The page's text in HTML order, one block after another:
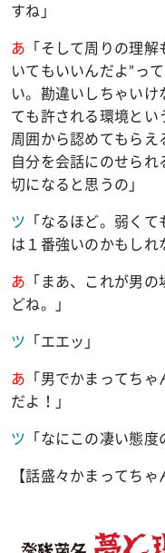
すね」
あ 「そして周りの理解
いてもいいんだよ”っ
い。勘違いしちゃい
ても許される環境とい
周囲から認めてもらえ
自分を会話にのせら
切になると思うの」
ツ 「なるほど。弱く
は１番強いのかもしれ
あ 「まあ、これが男
どね。」
ツ 「エエッ」
あ 「男でかまってち
だよ！」
ツ 「なにこの凄い態度
【話盛々かまってちゃ